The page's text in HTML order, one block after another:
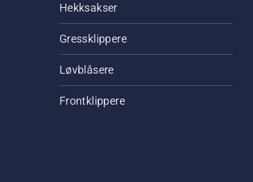
Hekksakser
Gressklippere
Løvblåsere
Frontklippere